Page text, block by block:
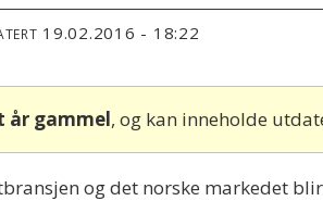
19.02.2016 - 18:22
år gammel, og kan inneholde
og det norske markedet